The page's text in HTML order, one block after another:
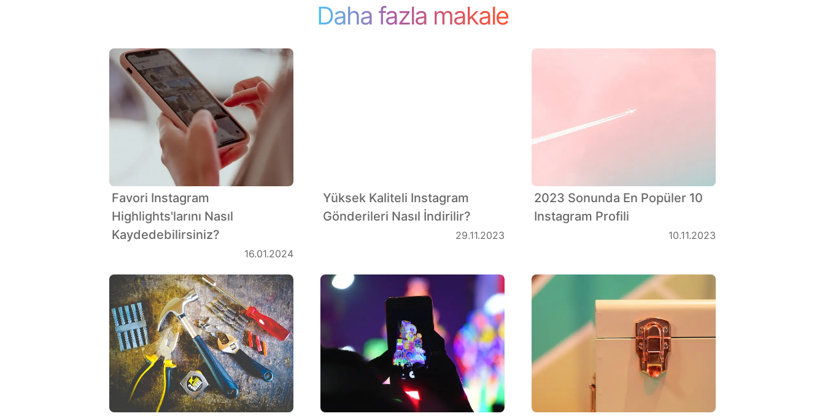
Daha fazla makale
Favori Instagram
Highlights'larını Nasıl
Kaydedebilirsiniz?
16.01.2024
Yüksek Kaliteli Instagram
Gönderileri Nasıl İndirilir?
29.11.2023
2023 Sonunda En Popüler 10
Instagram Profili
10.11.2023